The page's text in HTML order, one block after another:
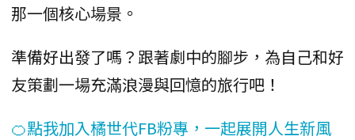
那一個核心場景。
準備好出發了嗎？跟著劇中的腳步，為自己和好
友策劃一場充滿浪漫與回憶的旅行吧！
🍊點我加入橘世代FB粉專，一起展開人生新風